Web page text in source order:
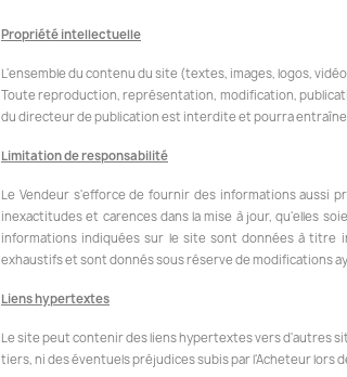
Propriété intellectuelle
L'ensemble du contenu du site (textes, images, logos,
Toute reproduction, représentation, modification,
du directeur de publication est interdite et pourra
Limitation de responsabilité
Le Vendeur s'efforce de fournir des informations aussi
inexactitudes et carences dans la mise à jour, qu'elles
informations indiquées sur le site sont données à titre
exhaustifs et sont donnés sous réserve de modifications
Liens hypertextes
Le site peut contenir des liens hypertextes vers d'autres
tiers, ni des éventuels préjudices subis par l'Acheteur lors